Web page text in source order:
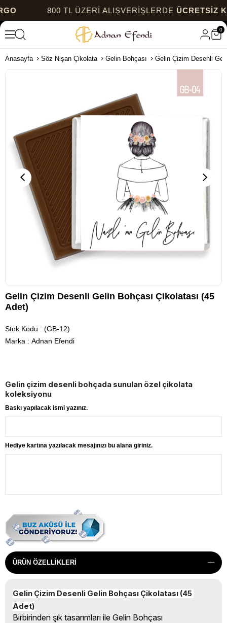
800 TL ÜZERİ ALIŞVERİŞLERDEÜCRETSİZ
0
Anasayfa Söz Nişan Çikolata Gelin Bohçası Gelin Çizim Desenli
Gelin Çizim Desenli Gelin Bohçası Çikolatası (45
Adet)
Stok Kodu
(GB-12)
Marka : Adnan Efendi
Gelin çizim desenli bohçada sunulan özel çikolata
koleksiyonu
Baskı yapılacak ismi yazınız.
Hediye kartına yazılacak mesajınızı bu alana giriniz.
ÜRÜN ÖZELLIKLERI
Gelin Çizim Desenli Gelin Bohçası Çikolatası (45
Adet)
Birbirinden şık tasarımları ile Gelin Bohçası